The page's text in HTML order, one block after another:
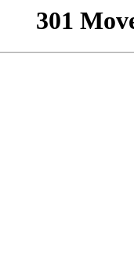
301